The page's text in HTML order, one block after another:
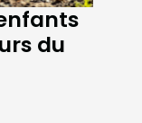
du